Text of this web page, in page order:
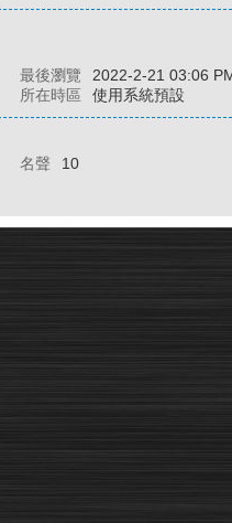
最後瀏覽
2022-2-21 03:06
所在時區 使用系統預設
名聲
10